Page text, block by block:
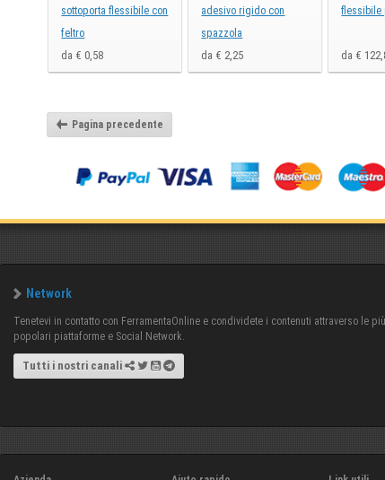
sottoporta flessibile con
feltro
da € 0,58
adesivo rigido con
spazzola
da € 2,25
flessibile
da €
Pagina precedente
Network
Tenetevi in contatto con FerramentaOnline e condividete i contenuti attraverso le più
popolari piattaforme e Social Network.
Tutti i nostri canali